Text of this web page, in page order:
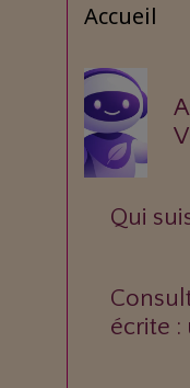
Accueil
Qui
écrite :